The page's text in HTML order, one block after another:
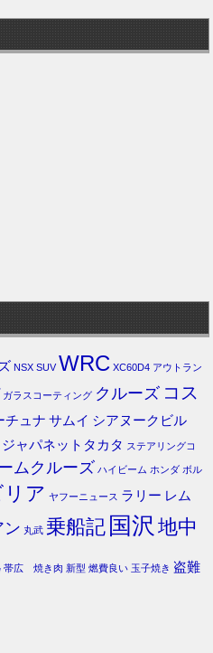
NSX SUV WRC XC60D4 アウトラン
ガラスコーティング クルーズ コス
チュナ サムイ シアヌークビル
ジャパネットタカタ ステアリングコ
ムクルーズ ハイビーム ホンダ ボル
ア ヤフーニュース ラリー レム
ン 丸武 乗船記 国沢 地中
帯広 焼き肉 新型 燃費良い 玉子焼き 盗難